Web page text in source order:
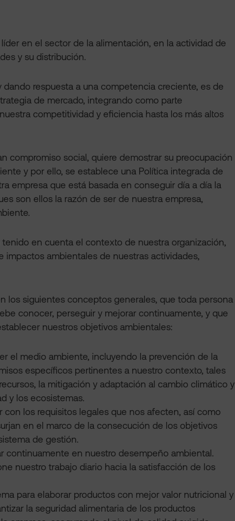
líder en el sector de la alimentación, en la actividad de
y su distribución.
respuesta a una competencia creciente, es de
de mercado, integrando como parte
competitividad y eficiencia hasta los más altos
compromiso social, quiere demostrar su preocupación
y por ello, se establece una Política integrada de
empresa que está basada en conseguir día a día la
son ellos la razón de ser de nuestra empresa,
en cuenta el contexto de nuestra organización,
impactos ambientales de nuestras actividades,
los siguientes conceptos generales, que toda persona
conocer, perseguir y mejorar continuamente, y que
nuestros objetivos ambientales:
el medio ambiente, incluyendo la prevención de la
específicos pertinentes a nuestro contexto, tales
la mitigación y adaptación al cambio climático y
y los ecosistemas.
los requisitos legales que nos afecten, así como
en el marco de la consecución de los objetivos
de gestión.
continuamente en nuestro desempeño ambiental.
nuestro trabajo diario hacia la satisfacción de los
para elaborar productos con mejor valor nutricional y
la seguridad alimentaria de los productos